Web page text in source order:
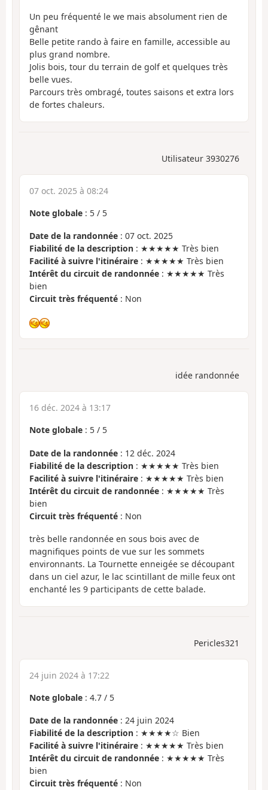
Un peu fréquenté le we mais absolument rien de
gênant
Belle petite rando à faire en famille, accessible au
plus grand nombre.
Jolis bois, tour du terrain de golf et quelques très
belle vues.
Parcours très ombragé, toutes saisons et extra lors
de fortes chaleurs.
Utilisateur 3930276
07 oct. 2025 à 08:24
Note globale : 5 / 5
Date de la randonnée : 07 oct. 2025
Fiabilité de la description : ★★★★★ Très bien
Facilité à suivre l'itinéraire : ★★★★★ Très bien
Intérêt du circuit de randonnée : ★★★★★ Très
bien
Circuit très fréquenté : Non
idée randonnée
16 déc. 2024 à 13:17
Note globale : 5 / 5
Date de la randonnée : 12 déc. 2024
Fiabilité de la description : ★★★★★ Très bien
Facilité à suivre l'itinéraire : ★★★★★ Très bien
Intérêt du circuit de randonnée : ★★★★★ Très
bien
Circuit très fréquenté : Non
très belle randonnée en sous bois avec de
magnifiques points de vue sur les sommets
environnants. La Tournette enneigée se découpant
dans un ciel azur, le lac scintillant de mille feux ont
enchanté les 9 participants de cette balade.
Pericles321
24 juin 2024 à 17:22
Note globale : 4.7 / 5
Date de la randonnée : 24 juin 2024
Fiabilité de la description : ★★★★☆ Bien
Facilité à suivre l'itinéraire : ★★★★★ Très bien
Intérêt du circuit de randonnée : ★★★★★ Très
bien
Circuit très fréquenté : Non